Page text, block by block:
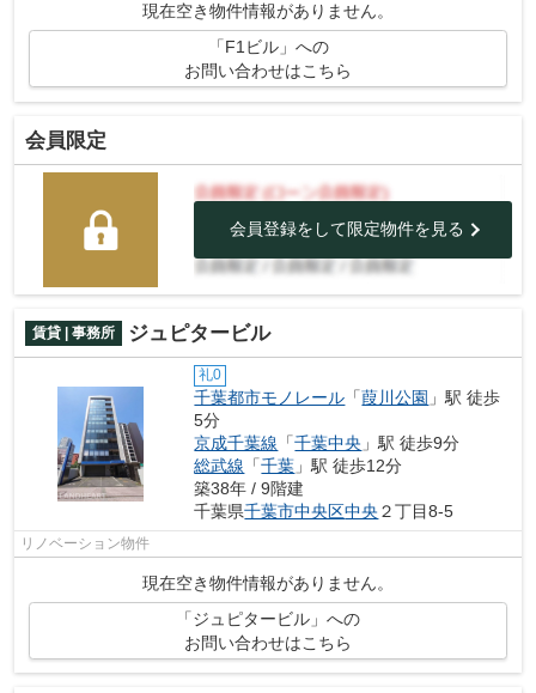
現在空き物件情報がありません。
「F1ビル」への
お問い合わせはこちら
会員限定
会員登録をして限定物件を見る
賃貸 | 事務所 ジュピタービル
礼0
千葉都市モノレール 「葭川公園 」駅 徒歩
5分
京成千葉線 「千葉中央 」駅 徒歩9分
総武線 「千葉 」駅 徒歩12分
築38年 / 9階建
千葉県千葉市中央区中央 ２丁目8-5
リノベーション物件
現在空き物件情報がありません。
「ジュピタービル」への
お問い合わせはこちら